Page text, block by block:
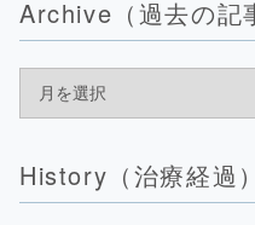
Archive（過去の記
History（治療経過）